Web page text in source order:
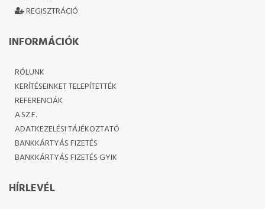
REGISZTRÁCIÓ
INFORMÁCIÓK
RÓLUNK
KERÍTÉSEINKET TELEPÍTETTÉK
REFERENCIÁK
A.SZ.F.
ADATKEZELÉSI TÁJÉKOZTATÓ
BANKKÁRTYÁS FIZETÉS
BANKKÁRTYÁS FIZETÉS GYIK
HÍRLEVÉL